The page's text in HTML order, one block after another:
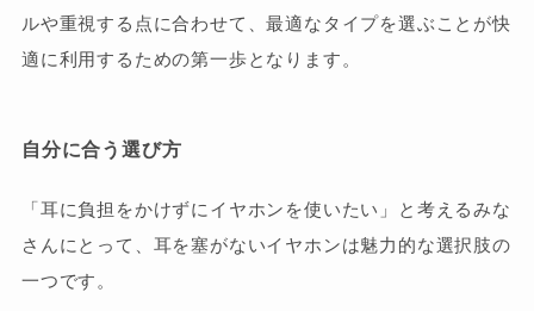
ルや重視する点に合わせて、最適なタイプを選ぶことが快
適に利用するための第一歩となります。
自分に合う選び方
「耳に負担をかけずにイヤホンを使いたい」と考えるみな
さんにとって、耳を塞がないイヤホンは魅力的な選択肢の
一つです。